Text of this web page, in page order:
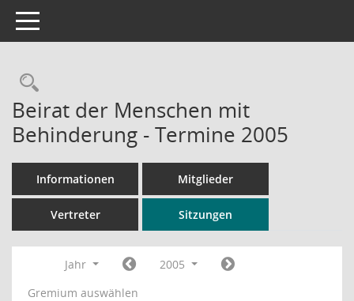
Toggle navigation
Rechercheauswahl
Beirat der Menschen mit
Behinderung - Termine 2005
Informationen Mitglieder
Vertreter Sitzungen
Jahr
2005
Gremium auswählen